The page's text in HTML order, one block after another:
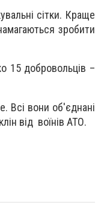
сітки. Краще
зробити
15 добровольців –
Всі вони об'єднані
від воїнів АТО.